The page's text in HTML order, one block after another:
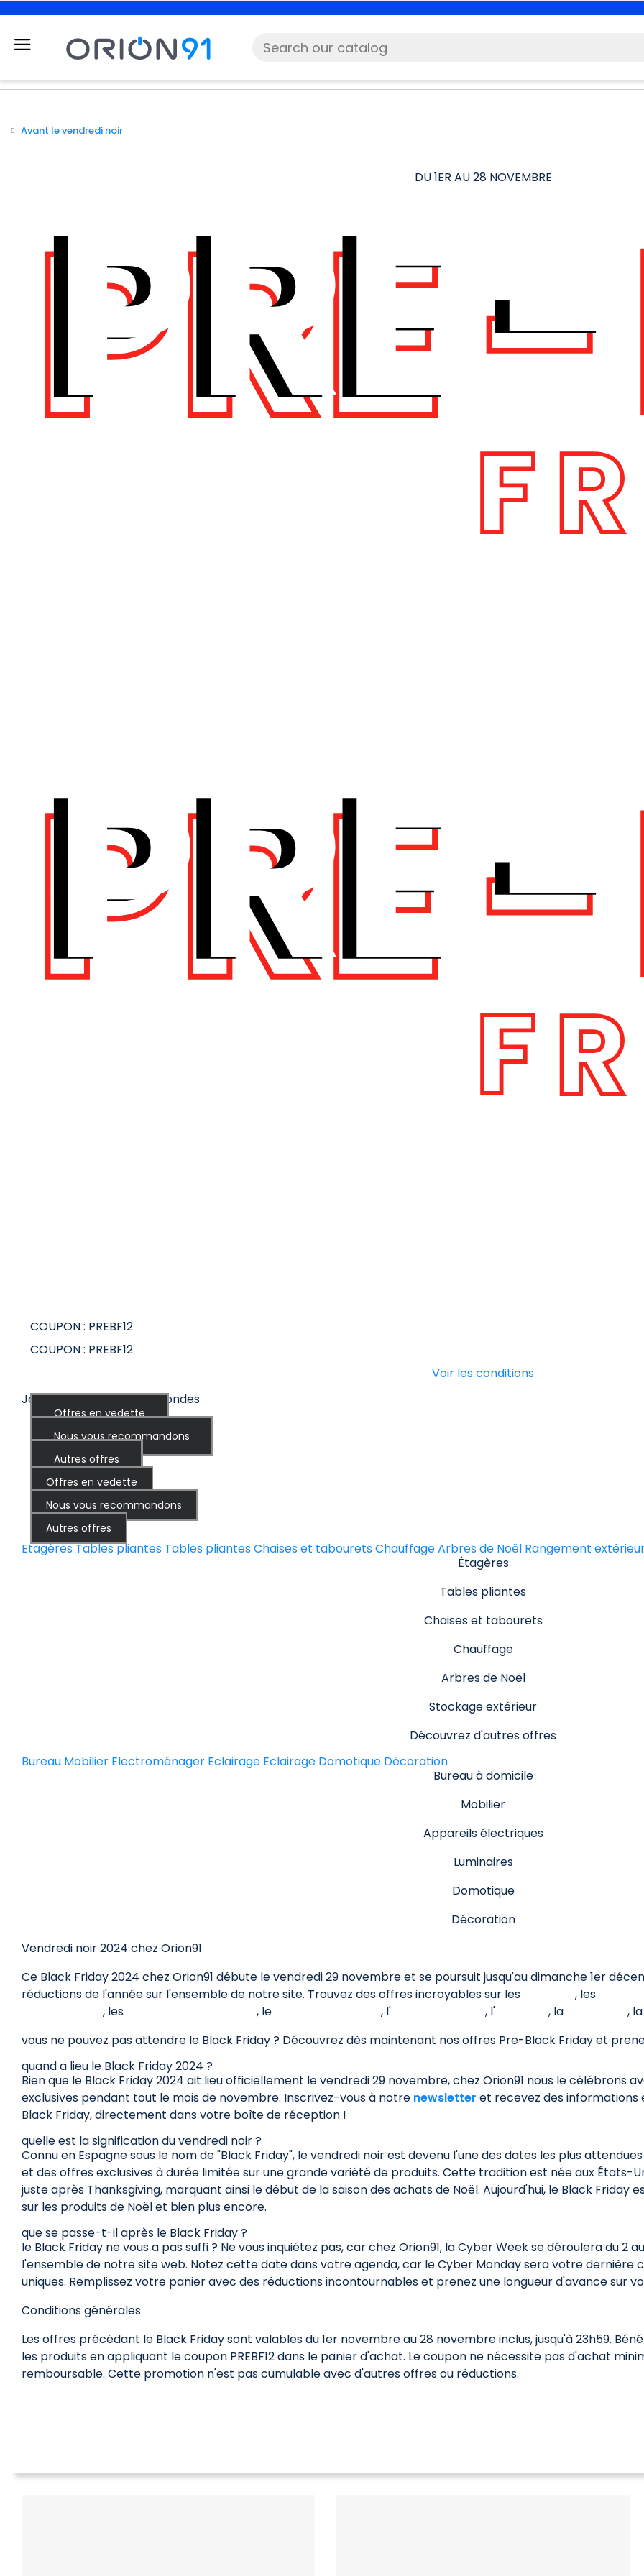
Avant le vendredi noir
DU 1ER AU 28 NOVEMBRE
COUPON : PREBF12
COUPON : PREBF12
Voir les conditions
Jours Heures Minutes Secondes
Offres en vedette
Nous vous recommandons
Autres offres
Offres en vedette
Nous vous recommandons
Autres offres
EtagèresTables pliantes Tables pliantesChaises et tabouretsChauffageArbres de Noël Rangement
Étagères
Tables pliantes
Chaises et tabourets
Chauffage
Arbres de Noël
Stockage extérieur
Découvrez d'autres offres
Bureau Mobilier Electroménager Eclairage Eclairage Domotique Décoration
Bureau à domicile
Mobilier
Appareils électriques
Luminaires
Domotique
Décoration
Vendredi noir 2024 chez Orion91
Ce Black Friday 2024 chez Orion91 débute le vendredi 29 novembre et se poursuit jusqu'au dimanche 1er
réductions de l'année sur l'ensemble de notre site. Trouvez des offres incroyables sur les
, les
, les , le , l' , l' , la
,
vous ne pouvez pas attendre le Black Friday ? Découvrez dès maintenant nos offres Pre-Black Friday et
quand a lieu le Black Friday 2024 ?
Bien que le Black Friday 2024 ait lieu officiellement le vendredi 29 novembre, chez Orion91 nous le célébrons
exclusives pendant tout le mois de novembre. Inscrivez-vous à notre newsletter et recevez des informations
Black Friday, directement dans votre boîte de réception !
quelle est la signification du vendredi noir ?
Connu en Espagne sous le nom de "Black Friday", le vendredi noir est devenu l'une des dates les plus
et des offres exclusives à durée limitée sur une grande variété de produits. Cette tradition est née aux États-
juste après Thanksgiving, marquant ainsi le début de la saison des achats de Noël. Aujourd'hui, le Black
sur les produits de Noël et bien plus encore.
que se passe-t-il après le Black Friday ?
le Black Friday ne vous a pas suffi ? Ne vous inquiétez pas, car chez Orion91, la Cyber Week se déroulera du
l'ensemble de notre site web. Notez cette date dans votre agenda, car le Cyber Monday sera votre
uniques. Remplissez votre panier avec des réductions incontournables et prenez une longueur d'avance sur
Conditions générales
Les offres précédant le Black Friday sont valables du 1er novembre au 28 novembre inclus, jusqu'à 23h59.
les produits en appliquant le coupon PREBF12 dans le panier d'achat. Le coupon ne nécessite pas d'achat
remboursable. Cette promotion n'est pas cumulable avec d'autres offres ou réductions.